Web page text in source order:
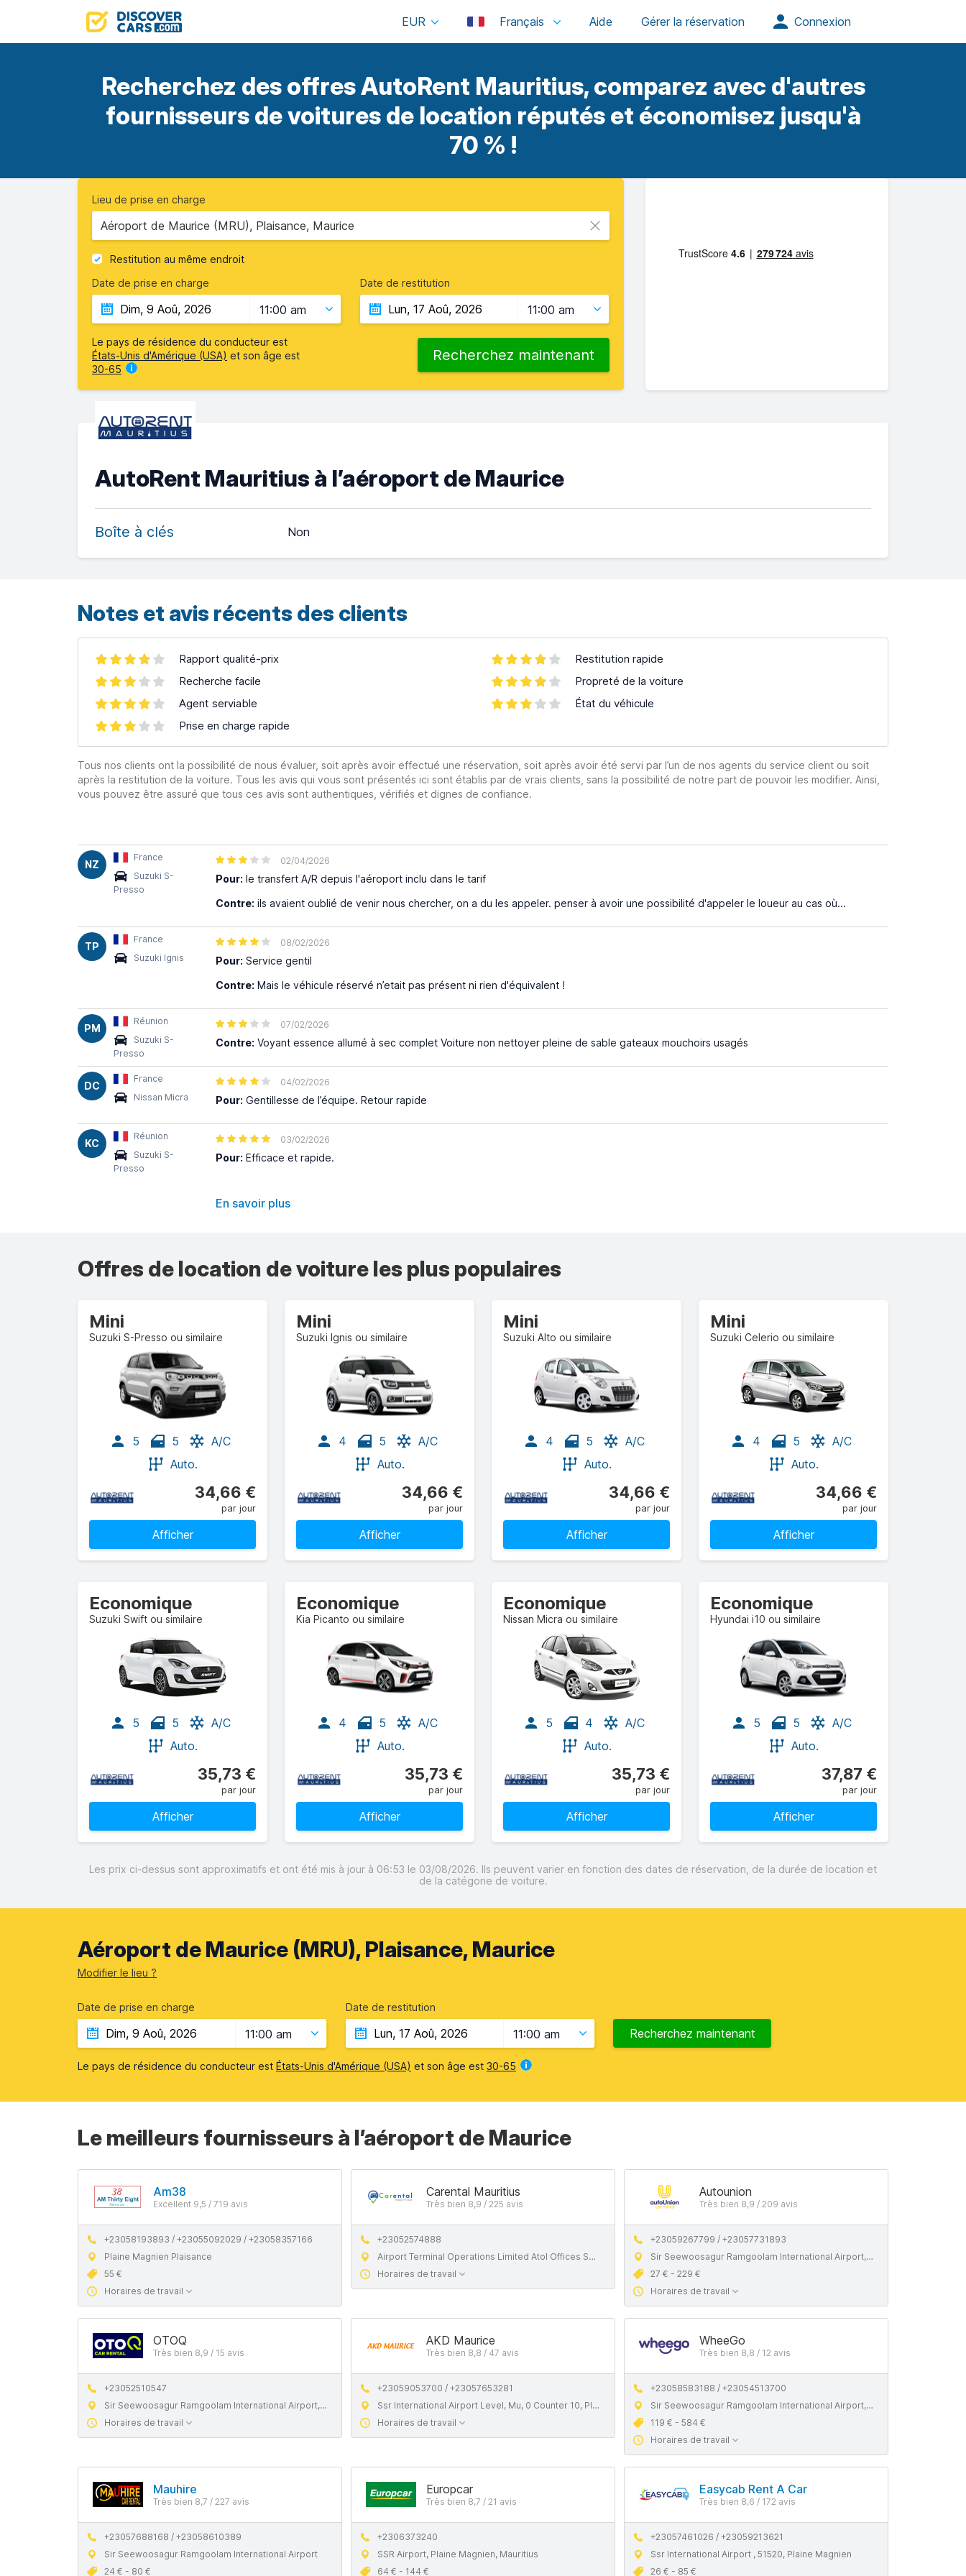
EUR Français
Recherchez des offres AutoRent Mauritius, comparez avec d'autres
fournisseurs de voitures de location réputés et économisez jusqu'à
70 % !
Lieu de prise en charge
Aéroport de Maurice (MRU), Plaisance, Maurice
Restitution au même endroit
Date de prise en charge
11:00 am
Date de restitution
11:00 am
Le pays de résidence du conducteur est
États-Unis d'Amérique (USA) et son âge est
30-65
Recherchez maintenant
AutoRent Mauritius à l’aéroport de Maurice
Boîte à clés Non
Notes et avis récents des clients
Rapport qualité-prix
Recherche facile
Agent serviable
Prise en charge rapide
Restitution rapide
Propreté de la voiture
État du véhicule
Tous nos clients ont la possibilité de nous évaluer, soit après avoir effectué une réservation, soit après avoir été servi par l’un de nos agents du service client ou soit
après la restitution de la voiture. Tous les avis qui vous sont présentés ici sont établis par de vrais clients, sans la possibilité de notre part de pouvoir les modifier. Ainsi,
vous pouvez être assuré que tous ces avis sont authentiques, vérifiés et dignes de confiance.
NZ
France
Suzuki S-
Presso
02/04/2026
Pour: le transfert A/R depuis l'aéroport inclu dans le tarif
Contre: ils avaient oublié de venir nous chercher, on a du les appeler. penser à avoir une possibilité d'appeler le loueur au cas où...
TP
France
Suzuki Ignis
08/02/2026
Pour: Service gentil
Contre: Mais le véhicule réservé n’etait pas présent ni rien d'équivalent !
PM
Réunion
Suzuki S-
Presso
07/02/2026
Contre: Voyant essence allumé à sec complet Voiture non nettoyer pleine de sable gateaux mouchoirs usagés
DC
France
Nissan Micra
04/02/2026
Pour: Gentillesse de l’équipe. Retour rapide
KC
Réunion
Suzuki S-
Presso
03/02/2026
Pour: Efficace et rapide.
En savoir plus
Offres de location de voiture les plus populaires
Mini
Suzuki S-Presso ou similaire
5 5
A/C
Auto.
34,66 €
par jour
Afficher
Mini
Suzuki Ignis ou similaire
4 5
A/C
Auto.
34,66 €
par jour
Afficher
Mini
Suzuki Alto ou similaire
4 5
A/C
Auto.
34,66 €
par jour
Afficher
Mini
Suzuki Celerio ou similaire
4 5
A/C
Auto.
34,66 €
par jour
Afficher
Economique
Suzuki Swift ou similaire
5 5
A/C
Auto.
35,73 €
par jour
Afficher
Economique
Kia Picanto ou similaire
4 5
A/C
Auto.
35,73 €
par jour
Afficher
Economique
Nissan Micra ou similaire
5 4
A/C
Auto.
35,73 €
par jour
Afficher
Economique
Hyundai i10 ou similaire
5 5
A/C
Auto.
37,87 €
par jour
Afficher
Les prix ci-dessus sont approximatifs et ont été mis à jour à 06:53 le 03/08/2026. Ils peuvent varier en fonction des dates de réservation, de la durée de location et
de la catégorie de voiture.
Aéroport de Maurice (MRU), Plaisance, Maurice
Modifier le lieu ?
Date de prise en charge
11:00 am
Date de restitution
11:00 am Recherchez maintenant
Le pays de résidence du conducteur est États-Unis d'Amérique (USA) et son âge est 30-65
Le meilleurs fournisseurs à l’aéroport de Maurice
Am38
Excellent 9,5 / 719 avis
+23058193893 / +23055092029 / +23058357166
Plaine Magnien Plaisance
55 €
Horaires de travail
Carental Mauritius
Très bien 8,9 / 225 avis
+23052574888
Airport Terminal Operations Limited Atol Offices Ssr International Airport Mu Plaine Magnien Mu, 51520
Horaires de travail
Autounion
Très bien 8,9 / 209 avis
+23059267799 / +23057731893
Sir Seewoosagur Ramgoolam International Airport, International Airport MU, Plaine Magnien 51520
27 € - 229 €
Horaires de travail
OTOQ
Très bien 8,9 / 15 avis
+23052510547
Sir Seewoosagur Ramgoolam International Airport, 51520, Mauritius
Horaires de travail
AKD Maurice
Très bien 8,8 / 47 avis
+23059053700 / +23057653281
Ssr International Airport Level, Mu, 0 Counter 10, Plaine Magnien, Mauritius
Horaires de travail
WheeGo
Très bien 8,8 / 12 avis
+23058583188 / +23054513700
Sir Seewoosagur Ramgoolam International Airport, Airport Terminal Operations Limited ATOL Offices SSR International Airport MU Plaine Magnien MU, 51520
119 € - 584 €
Horaires de travail
Mauhire
Très bien 8,7 / 227 avis
+23057688168 / +23058610389
Sir Seewoosagur Ramgoolam International Airport
24 € - 80 €
Europcar
Très bien 8,7 / 21 avis
+2306373240
SSR Airport, Plaine Magnien, Mauritius
64 € - 144 €
Easycab Rent A Car
Très bien 8,6 / 172 avis
+23057461026 / +23059213621
Ssr International Airport , 51520, Plaine Magnien
26 € - 85 €